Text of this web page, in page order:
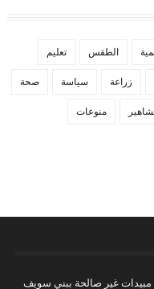
الطقس تعليم
زراعة سياسة صحة
منوعات
تضبط 880 عبوة مبيدات غير صالحة ببني سويف